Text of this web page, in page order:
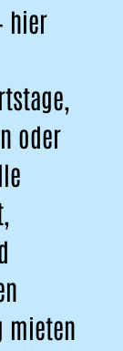
hier
oder
mieten